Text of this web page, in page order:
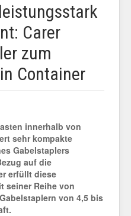
Carer
zum
Container
innerhalb von
sehr kompakte
Gabelstaplers
auf die
erfüllt diese
seiner Reihe von
von 4,5 bis